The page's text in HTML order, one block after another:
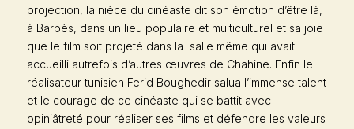
projection, la nièce du cinéaste dit son émotion d’être là,
à Barbès, dans un lieu populaire et multiculturel et sa joie
que le film soit projeté dans la salle même qui avait
accueilli autrefois d’autres œuvres de Chahine. Enfin le
réalisateur tunisien Ferid Boughedir salua l’immense talent
et le courage de ce cinéaste qui se battit avec
opiniâtreté pour réaliser ses films et défendre les valeurs